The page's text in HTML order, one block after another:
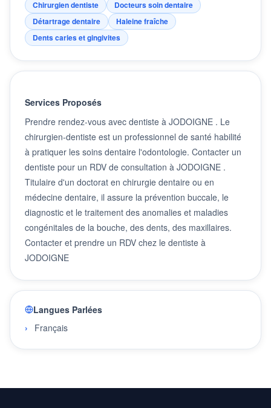
Chirurgien dentiste
Docteurs soin dentaire
Détartrage dentaire
Haleine fraîche
Dents caries et gingivites
Services Proposés
Prendre rendez-vous avec dentiste à JODOIGNE . Le
chirurgien-dentiste est un professionnel de santé habilité
à pratiquer les soins dentaire l'odontologie. Contacter un
dentiste pour un RDV de consultation à JODOIGNE .
Titulaire d'un doctorat en chirurgie dentaire ou en
médecine dentaire, il assure la prévention buccale, le
diagnostic et le traitement des anomalies et maladies
congénitales de la bouche, des dents, des maxillaires.
Contacter et prendre un RDV chez le dentiste à
JODOIGNE
Langues Parlées
Français